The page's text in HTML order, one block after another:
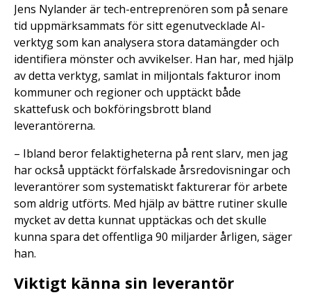
Jens Nylander är tech-entreprenören som på senare
tid uppmärksammats för sitt egenutvecklade AI-
verktyg som kan analysera stora datamängder och
identifiera mönster och avvikelser. Han har, med hjälp
av detta verktyg, samlat in miljontals fakturor inom
kommuner och regioner och upptäckt både
skattefusk och bokföringsbrott bland
leverantörerna.
– Ibland beror felaktigheterna på rent slarv, men jag
har också upptäckt förfalskade årsredovisningar och
leverantörer som systematiskt fakturerar för arbete
som aldrig utförts. Med hjälp av bättre rutiner skulle
mycket av detta kunnat upptäckas och det skulle
kunna spara det offentliga 90 miljarder årligen, säger
han.
Viktigt känna sin leverantör